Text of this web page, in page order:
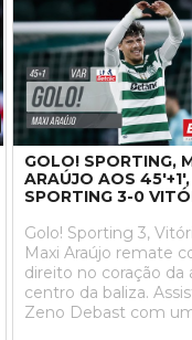
GOLO! SPORTING,
ARAÚJO AOS 45'+1',
SPORTING 3-0
Golo! Sporting 3,
Maxi Araújo remate
direito no coração da
centro da baliza.
Zeno Debast com